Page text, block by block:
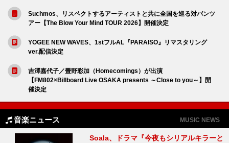
Suchmos、リスペクトするアーティストと共に全国を巡る対バンツ
アー【The Blow Your Mind TOUR 2026】開催決定
YOGEE NEW WAVES、1stフルAL『PARAISO』リマスタリング
ver.配信決定
吉澤嘉代子／畳野彩加（Homecomings）が出演
【FM802×Billboard Live OSAKA presents ～Close to you～】開
催決定
音楽ニュース MUSIC NEWS
Soala、ドラマ『今夜もシリアルキラーと